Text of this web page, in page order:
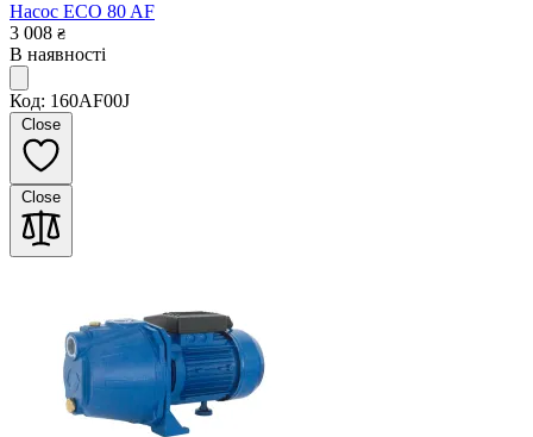
Насос ECO 80 AF
3 008 ₴
В наявності
Код: 160AF00J
Close
Close